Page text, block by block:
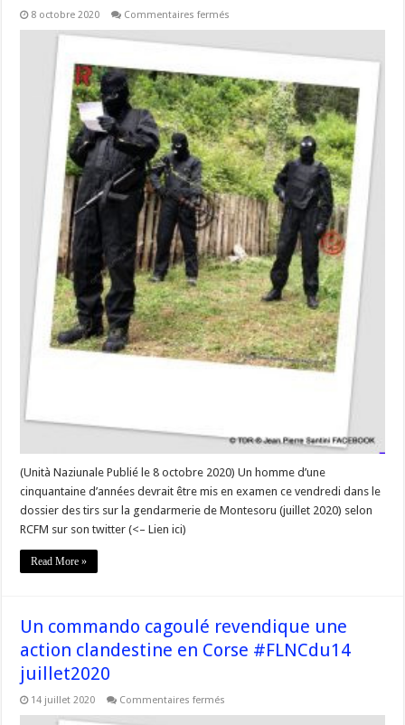
8 octobre 2020 Commentaires fermés
presse
Un
des
militants
interpellé
déporté
sur
Paris
–
#FLNC
(Unità Naziunale Publié le 8 octobre 2020) Un homme d’une
cinquantaine d’années devrait être mis en examen ce vendredi dans le
dossier des tirs sur la gendarmerie de Montesoru (juillet 2020) selon
RCFM sur son twitter (<– Lien ici)
Read More »
Un commando cagoulé revendique une
action clandestine en Corse #FLNCdu14
juillet2020
14 juillet 2020 Commentaires fermés